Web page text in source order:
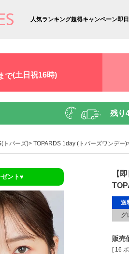
人気ランキング超得キャンペーン即
で(土日祝16時)
残り
トパーズ) TOPARDS 1day (トパーズワンデー)
ント♥
【
送
グ
販売
[ 16